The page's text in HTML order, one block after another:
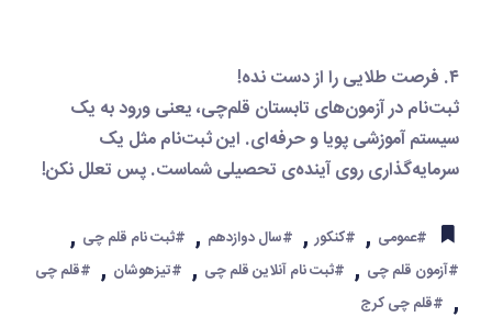
ثبت‌نام در آزمون‌های تابستان قلم‌چی، یعنی ورود به یک
سیستم آموزشی پویا و حرفه‌ای. این ثبت‌نام مثل یک
سرمایه‌گذاری روی آینده‌ی تحصیلی شماست. پس تعلل نکن!
#عمومی , #کنکور , #سال دوازدهم , #ثبت نام قلم چی ,
#آزمون قلم چی , #ثبت نام آنلاین قلم چی , #تیزهوشان , #قلم چی
#قلم چی کرج